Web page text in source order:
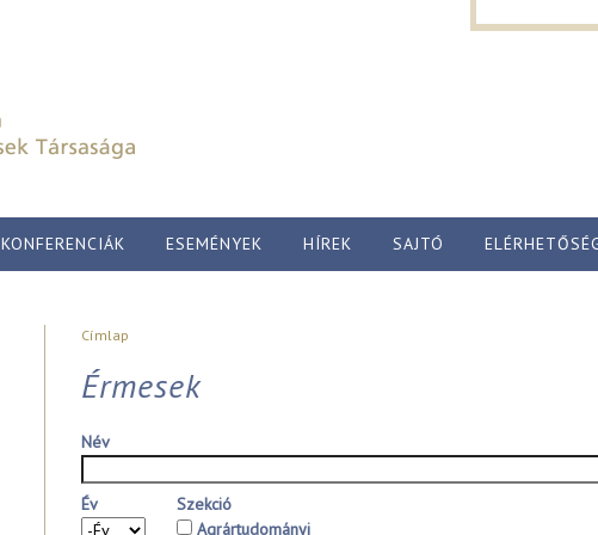
KONFERENCIÁK ESEMÉNYEK HÍREK SAJTÓ
Jelenlegi hely
Címlap
Érmesek
Név
Év
Év
Szekció
Agrártudományi